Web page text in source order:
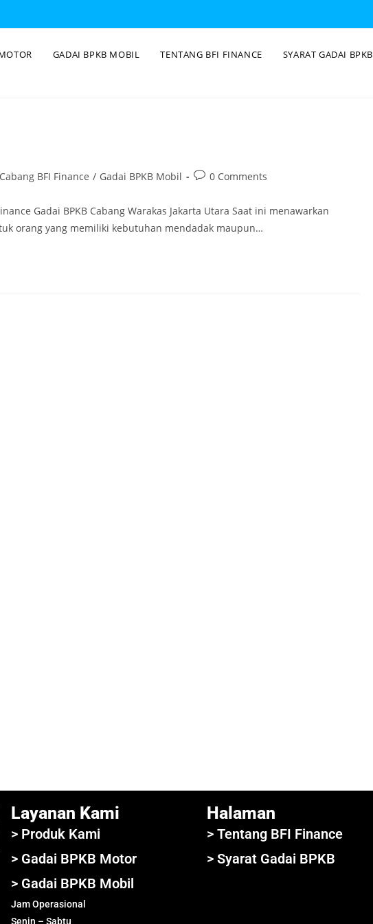
GADAI BPKB MOBIL TENTANG BFI FINANCE SYARAT GADAI BPKB
Cabang BFI Finance / Gadai BPKB Mobil 0 Comments
Gadai BPKB Cabang Warakas Jakarta Utara Saat ini menawarkan
orang yang memiliki kebutuhan mendadak maupun…
Layanan Kami
> Produk Kami
> Gadai BPKB Motor
> Gadai BPKB Mobil
Jam Operasional
Senin – Sabtu
Halaman
> Tentang BFI Finance
> Syarat Gadai BPKB